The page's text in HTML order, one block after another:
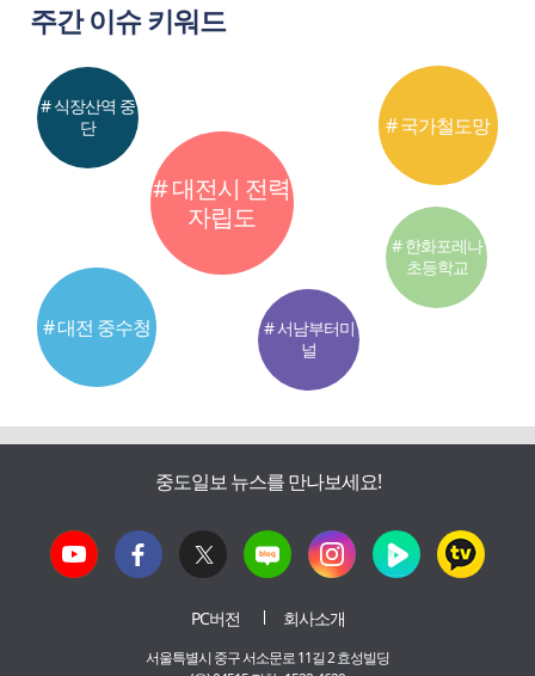
주간 이슈 키워드
# 대전시 전력
자립도
# 대전 중수청
# 국가철도망
# 식장산역 중
단
# 서남부터미
널
# 한화포레나
초등학교
중도일보 뉴스를 만나보세요!
PC버전 회사소개
서울특별시 중구 서소문로 11길 2 효성빌딩